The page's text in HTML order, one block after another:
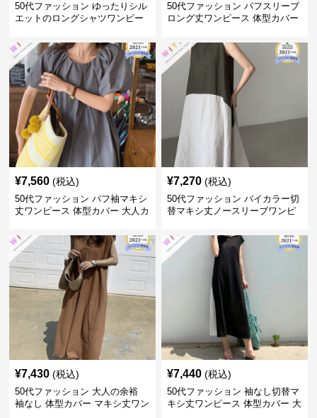
50代ファッション ゆったりシル
エットのロングシャツワンピー
50代ファッション パフスリーブ
ロング丈ワンピース 体型カバー
¥7,560 (税込)
50代ファッション パフ袖マキシ
丈ワンピース 体型カバー 大人カ
¥7,270 (税込)
50代ファッション バイカラー切
替マキシ丈ノースリーブワンピ
¥7,430 (税込)
50代ファッション 大人の余裕
袖なし 体型カバー マキシ丈ワン
¥7,440 (税込)
50代ファッション 袖なし切替マ
キシ丈ワンピース 体型カバー 大